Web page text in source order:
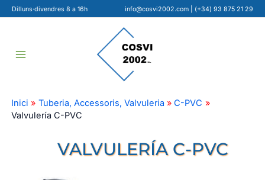
al
Dilluns·divendres 8 a 16h info@cosvi2002.com (+34) 93 875 21 29
Inici Tuberia, Accessoris, Valvuleria
C-PVC
Valvulería C-PVC
VALVULERÍA C-PVC